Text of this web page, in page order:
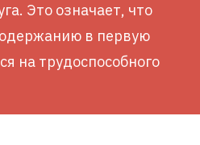
Это означает, что
в первую
на трудоспособного